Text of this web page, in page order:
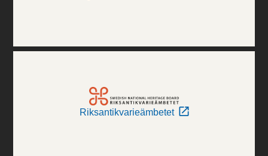
Riksantikvarieämbetet